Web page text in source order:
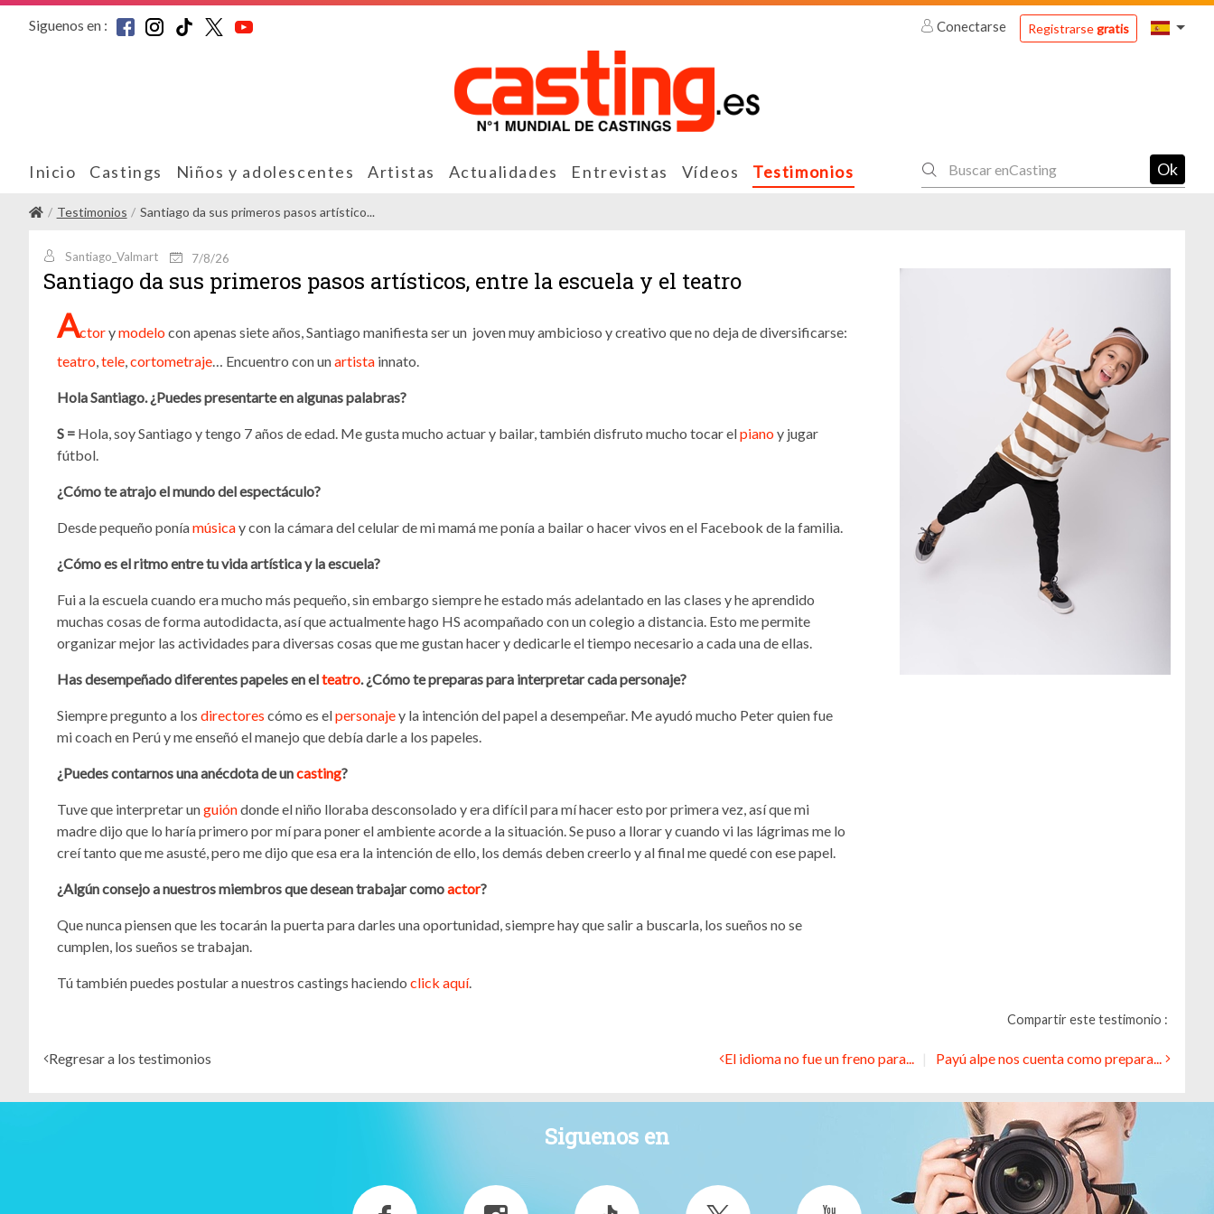
Siguenos en : Conectarse Registrarsegratis
Inicio Castings Niños y adolescentes Artistas Actualidades Entrevistas Vídeos Testimonios Ok
Testimonios Santiago da sus primeros pasos artístico...
Santiago_Valmart 7/8/26
Santiago da sus primeros pasos artísticos, entre la escuela y el teatro
Actorymodelocon apenas siete años, Santiago manifiesta ser un joven muy ambicioso y creativo que no deja de diversificarse:
teatro,tele,cortometraje… Encuentro con unartista innato.
Hola Santiago. ¿Puedes presentarte en algunas palabras?
S = Hola, soy Santiago y tengo 7 años de edad. Me gusta mucho actuar y bailar, también disfruto mucho tocar elpianoy jugar
fútbol.
¿Cómo te atrajo el mundo del espectáculo?
Desde pequeño poníamúsicay con la cámara del celular de mi mamá me ponía a bailar o hacer vivos en el Facebook de la familia.
¿Cómo es el ritmo entre tu vida artística y la escuela?
Fui a la escuela cuando era mucho más pequeño, sin embargo siempre he estado más adelantado en las clases y he aprendido
muchas cosas de forma autodidacta, así que actualmente hago HS acompañado con un colegio a distancia. Esto me permite
organizar mejor las actividades para diversas cosas que me gustan hacer y dedicarle el tiempo necesario a cada una de ellas.
Has desempeñado diferentes papeles en elteatro. ¿Cómo te preparas para interpretar cada personaje?
Siempre pregunto a los directores cómo es elpersonajey la intención del papel a desempeñar. Me ayudó mucho Peter quien fue
mi coach en Perú y me enseñó el manejo que debía darle a los papeles.
¿Puedes contarnos una anécdota de uncasting?
Tuve que interpretar unguióndonde el niño lloraba desconsolado y era difícil para mí hacer esto por primera vez, así que mi
madre dijo que lo haría primero por mí para poner el ambiente acorde a la situación. Se puso a llorar y cuando vi las lágrimas me lo
creí tanto que me asusté, pero me dijo que esa era la intención de ello, los demás deben creerlo y al final me quedé con ese papel.
¿Algún consejo a nuestros miembros que desean trabajar comoactor?
Que nunca piensen que les tocarán la puerta para darles una oportunidad, siempre hay que salir a buscarla, los sueños no se
cumplen, los sueños se trabajan.
Tú también puedes postular a nuestros castings haciendo click aquí.
Compartir este testimonio :
Regresar a los testimonios El idioma no fue un freno para... Payú alpe nos cuenta como prepara...
Siguenos en